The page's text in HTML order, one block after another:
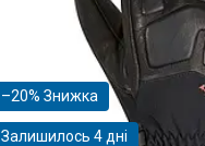
–20%
Залишилось 4 дні